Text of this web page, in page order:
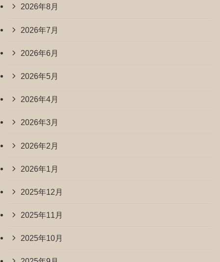
2026年8月
2026年7月
2026年6月
2026年5月
2026年4月
2026年3月
2026年2月
2026年1月
2025年12月
2025年11月
2025年10月